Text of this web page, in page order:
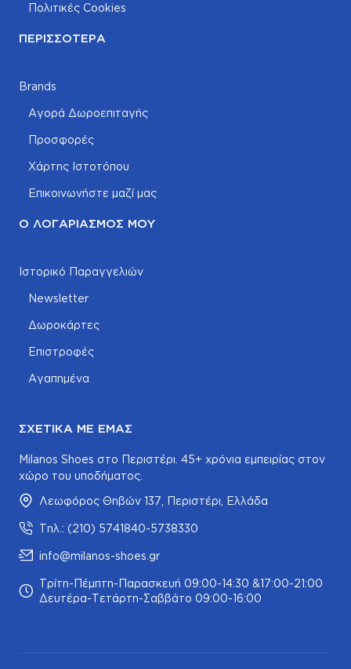
Πολιτικές Cookies
ΠΕΡΙΣΣΌΤΕΡΑ
Brands
Αγορά Δωροεπιταγής
Προσφορές
Χάρτης Ιστοτόπου
Επικοινωνήστε μαζί μας
Ο ΛΟΓΑΡΙΑΣΜΌΣ ΜΟΥ
Ιστορικό Παραγγελιών
Newsletter
Δωροκάρτες
Επιστροφές
Αγαπημένα
ΣΧΕΤΙΚΆ ΜΕ ΕΜΆΣ
Milanos Shoes στο Περιστέρι. 45+ χρόνια εμπειρίας στον
χώρο του υποδήματος.
Λεωφόρος Θηβών 137, Περιστέρι, Ελλάδα
Τηλ.: (210) 5741840-5738330
info@milanos-shoes.gr
Τρίτη-Πέμπτη-Παρασκευή 09:00-14:30 &17:00-21:00
Δευτέρα-Τετάρτη-Σαββάτο 09:00-16:00